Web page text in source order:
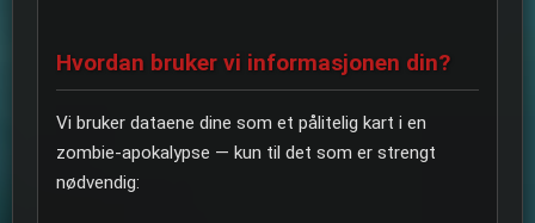
Hvordan bruker vi informasjonen din?
Vi bruker dataene dine som et pålitelig kart i en
zombie-apokalypse — kun til det som er strengt
nødvendig: